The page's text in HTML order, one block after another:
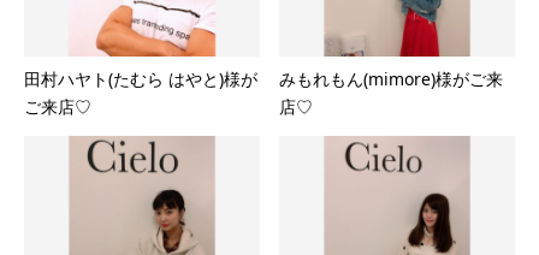
田村ハヤト(たむら はやと)様が
ご来店♡
みもれもん(mimore)様がご来
店♡